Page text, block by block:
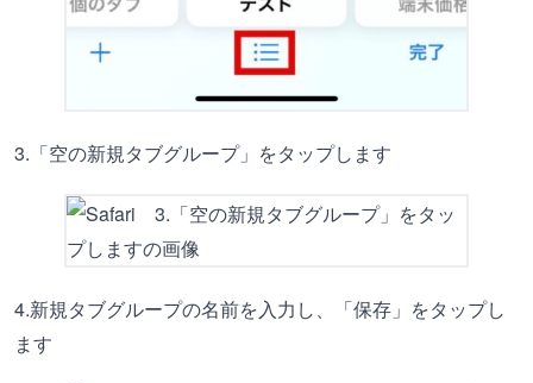
3.「空の新規タブグループ」をタップします
4.新規タブグループの名前を入力し、「保存」をタップし
ます